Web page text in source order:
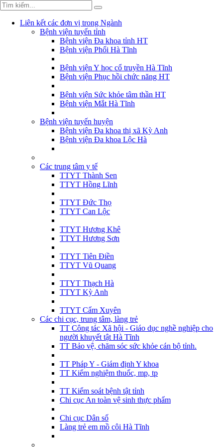
Liên kết các đơn vị trong Ngành
Bệnh viện tuyến tỉnh
Bệnh viện Đa khoa tỉnh HT
Bệnh viện Phổi Hà Tĩnh
Bệnh viện Y học cổ truyền Hà Tĩnh
Bệnh viện Phục hồi chức năng HT
Bệnh viện Sức khỏe tâm thần HT
Bệnh viện Mắt Hà Tĩnh
Bệnh viện tuyến huyện
Bệnh viện Đa khoa thị xã Kỳ Anh
Bệnh viện Đa khoa Lộc Hà
Các trung tâm y tế
TTYT Thành Sen
TTYT Hồng Lĩnh
TTYT Đức Thọ
TTYT Can Lộc
TTYT Hương Khê
TTYT Hương Sơn
TTYT Tiên Điền
TTYT Vũ Quang
TTYT Thạch Hà
TTYT Kỳ Anh
TTYT Cẩm Xuyên
Các chi cục, trung tâm, làng trẻ
TT Công tác Xã hội - Giáo dục nghề nghiệp cho
người khuyết tật Hà Tĩnh
TT Bảo vệ, chăm sóc sức khỏe cán bộ tỉnh.
TT Pháp Y - Giám định Y khoa
TT Kiểm nghiệm thuốc, mp, tp
TT Kiểm soát bệnh tật tỉnh
Chi cục An toàn vệ sinh thực phẩm
Chi cục Dân số
Làng trẻ em mồ côi Hà Tĩnh